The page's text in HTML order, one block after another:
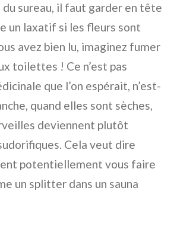
du sureau, il faut garder en tête
un laxatif si les fleurs sont
avez bien lu, imaginez fumer
toilettes ! Ce n’est pas
que l’on espérait, n’est-
quand elles sont sèches,
deviennent plutôt
Cela veut dire
potentiellement vous faire
un splitter dans un sauna